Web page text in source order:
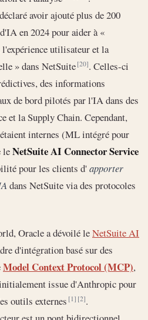
avoir ajouté plus de 200
en 2024 pour aider à «
utilisateur et la
» dans NetSuite[20]. Celles-ci
des informations
de bord pilotés par l'IA dans des
et la Supply Chain. Cependant,
internes (ML intégré pour
leNetSuite AI Connector Service
pour les clients d'apporter
dans NetSuite via des protocoles
Oracle a dévoilé leNetSuite AI
d'intégration basé sur des
Model Context Protocol (MCP),
issue d'Anthropic pour
outils externes[1] [2].